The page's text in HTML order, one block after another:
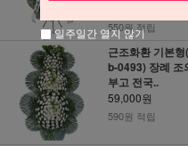
550원 적립
근조화환 기본형
b-0493) 장례 조
부고 전국..
59,000원
590원 적립
일주일간 열지 않기